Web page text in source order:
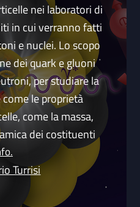
nei laboratori di
in cui verranno fatti
e nuclei. Lo scopo
dei quark e gluoni
per studiare la
le proprietà
come la massa,
dei costituenti
Turrisi